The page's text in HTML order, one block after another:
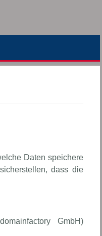
Daten speichere
dass die
GmbH)